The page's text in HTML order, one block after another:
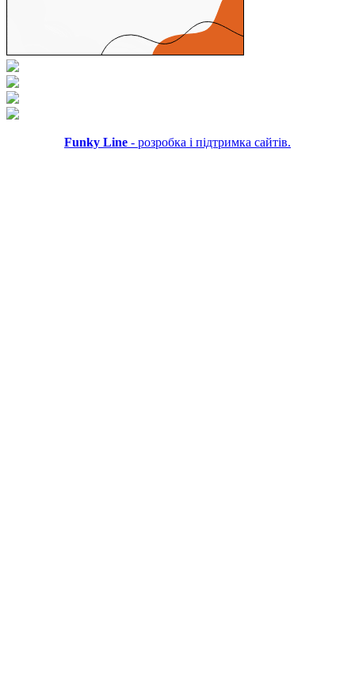
Funky Line - розробка і підтримка сайтів.